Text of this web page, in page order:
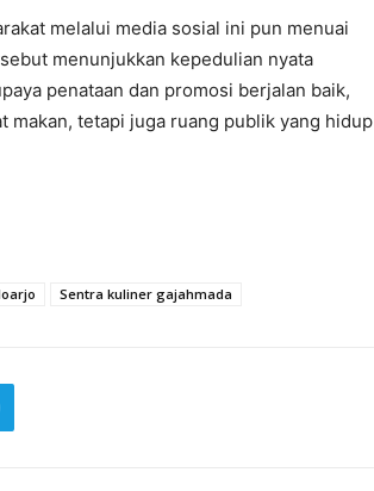
melalui media sosial ini pun menuai
menunjukkan kepedulian nyata
penataan dan promosi berjalan baik,
makan, tetapi juga ruang publik yang hidup
Sentra kuliner gajahmada